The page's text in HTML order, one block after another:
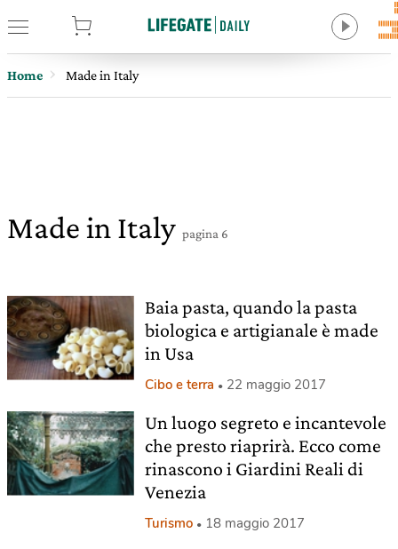
Home Made in Italy
Made in Italy pagina 6
Baia pasta, quando la pasta
biologica e artigianale è made
in Usa
Cibo e terra 22 maggio 2017
Un luogo segreto e incantevole
che presto riaprirà. Ecco come
rinascono i Giardini Reali di
Venezia
Turismo 18 maggio 2017